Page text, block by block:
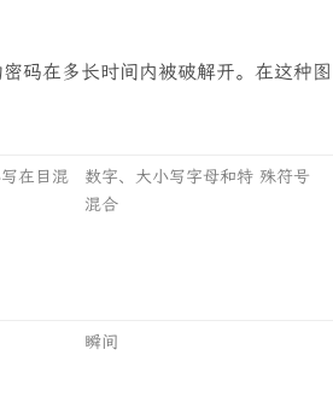
码在多长时间内被破解开。在这种图
在目混
数字、大小写字母和特 殊符号
混合
瞬间